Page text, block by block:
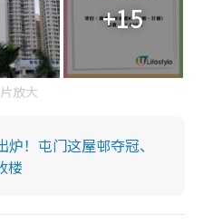
+15
放大
！屯门这屋邨夺冠、
楼